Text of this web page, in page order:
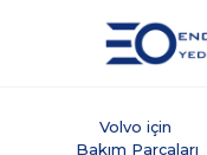
Volvo için
Bakım Parçaları